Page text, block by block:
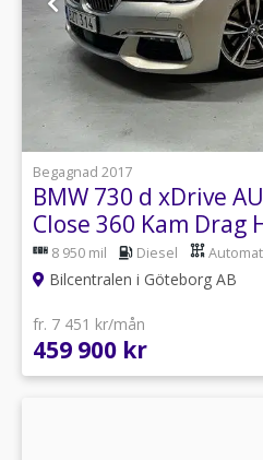
Begagnad 2017
BMW 730 d xDrive
Close 360 Kam Drag
8 950 mil Diesel Automat
Bilcentralen i Göteborg AB
fr. 7 451 kr/mån
459 900 kr